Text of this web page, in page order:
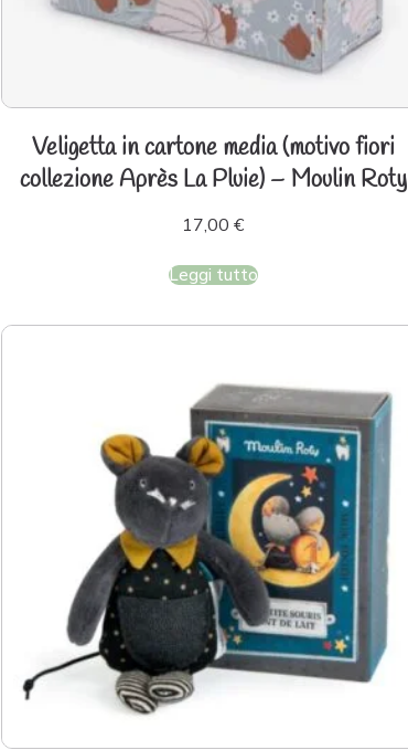
Veligetta in cartone media (motivo fiori
collezione Après La Pluie) – Moulin Roty
17,00 €
Leggi tutto